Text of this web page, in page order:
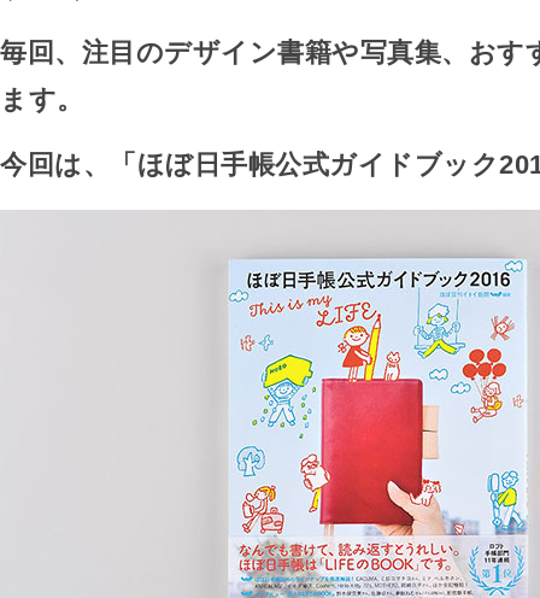
毎回、注目のデザイン書籍や写真集、おす
ます。
今回は、「ほぼ日手帳公式ガイドブック